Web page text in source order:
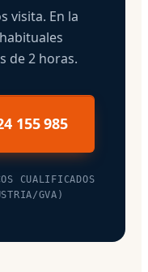
visita. En la
de 2 horas.
155 985
CUALIFICADOS
GVA)